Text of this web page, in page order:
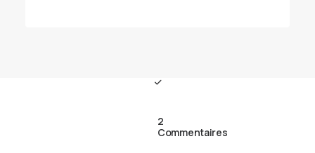
2
Commentaires